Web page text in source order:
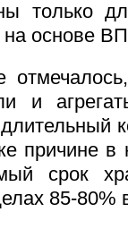
только
на основе
и
причине
срок
85-